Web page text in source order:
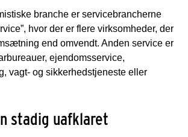
branche er servicebrancherne
hvor der er flere virksomheder, der
end omvendt. Anden service er
ejendomsservice,
vagt- og sikkerhedstjeneste eller
stadig uafklaret